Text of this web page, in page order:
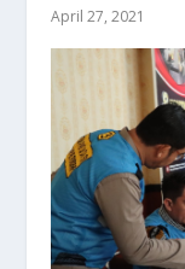
April 27, 2021